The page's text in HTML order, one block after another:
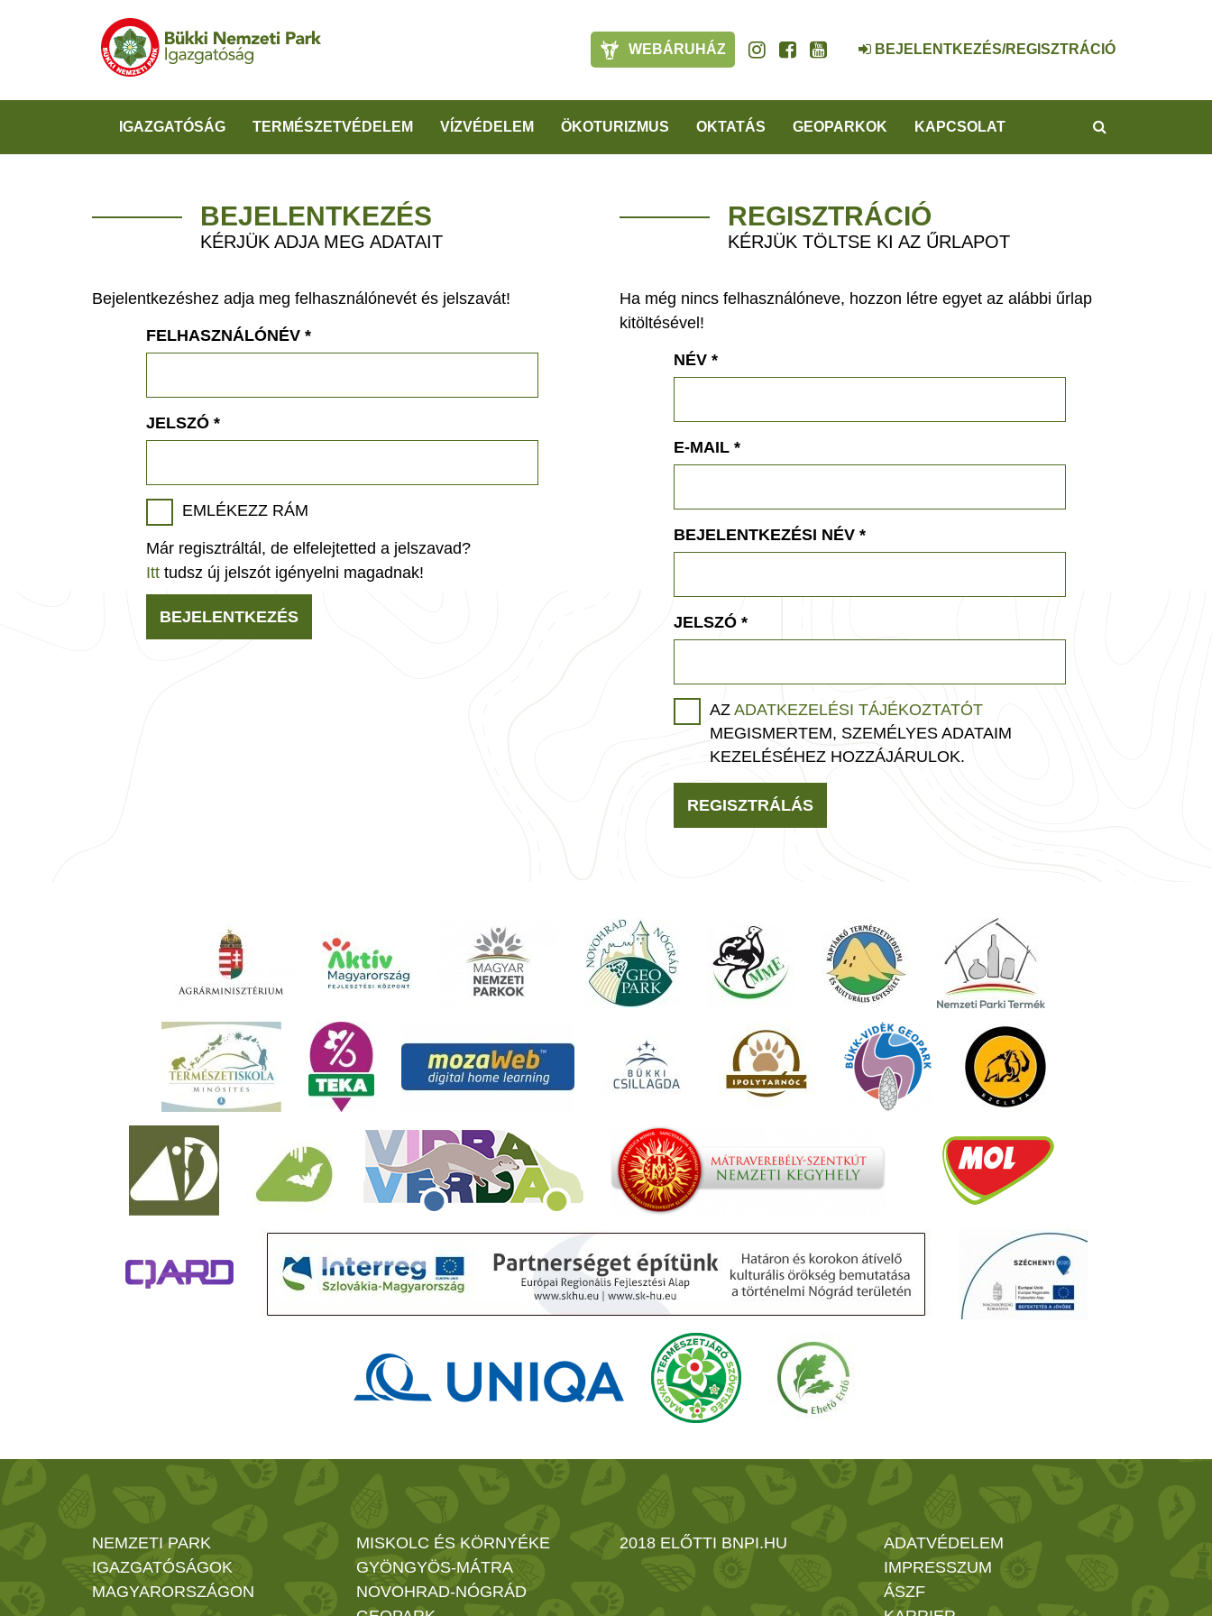
WEBÁRUHÁZ BEJELENTKEZÉS/REGISZTRÁCIÓ
IGAZGATÓSÁG TERMÉSZETVÉDELEM VÍZVÉDELEM ÖKOTURIZMUS OKTATÁS GEOPARKOK KAPCSOLAT
BEJELENTKEZÉS
KÉRJÜK ADJA MEG ADATAIT
Bejelentkezéshez adja meg felhasználónevét és jelszavát!
FELHASZNÁLÓNÉV *
JELSZÓ *
EMLÉKEZZ RÁM
Már regisztráltál, de elfelejtetted a jelszavad?
Itt tudsz új jelszót igényelni magadnak!
BEJELENTKEZÉS
REGISZTRÁCIÓ
KÉRJÜK TÖLTSE KI AZ ŰRLAPOT
Ha még nincs felhasználóneve, hozzon létre egyet az alábbi űrlap
kitöltésével!
NÉV *
E-MAIL *
BEJELENTKEZÉSI NÉV *
JELSZÓ *
AZ ADATKEZELÉSI TÁJÉKOZTATÓT
MEGISMERTEM, SZEMÉLYES ADATAIM
KEZELÉSÉHEZ HOZZÁJÁRULOK.
REGISZTRÁLÁS
NEMZETI PARK
IGAZGATÓSÁGOK
MAGYARORSZÁGON
MISKOLC ÉS KÖRNYÉKE
GYÖNGYÖS-MÁTRA
NOVOHRAD-NÓGRÁD
2018 ELŐTTI BNPI.HU
ADATVÉDELEM
IMPRESSZUM
ÁSZF